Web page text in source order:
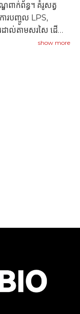
ឌពាក់ព័ន្ធ។ គំរូសត្វ
របញ្ចូល LPS,
ល់តាមសរសៃ ដើម្បី
show more